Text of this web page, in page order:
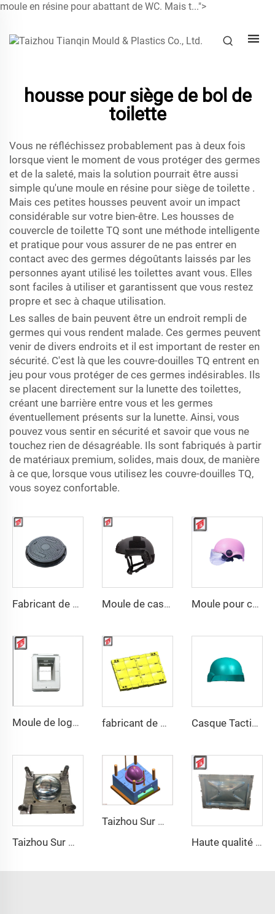
moule en résine pour abattant de WC. Mais t...">
housse pour siège de bol de
toilette
Vous ne réfléchissez probablement pas à deux fois
lorsque vient le moment de vous protéger des germes
et de la saleté, mais la solution pourrait être aussi
simple qu'une moule en résine pour siège de toilette .
Mais ces petites housses peuvent avoir un impact
considérable sur votre bien-être. Les housses de
couvercle de toilette TQ sont une méthode intelligente
et pratique pour vous assurer de ne pas entrer en
contact avec des germes dégoûtants laissés par les
personnes ayant utilisé les toilettes avant vous. Elles
sont faciles à utiliser et garantissent que vous restez
propre et sec à chaque utilisation.
Les salles de bain peuvent être un endroit rempli de
germes qui vous rendent malade. Ces germes peuvent
venir de divers endroits et il est important de rester en
sécurité. C'est là que les couvre-douilles TQ entrent en
jeu pour vous protéger de ces germes indésirables. Ils
se placent directement sur la lunette des toilettes,
créant une barrière entre vous et les germes
éventuellement présents sur la lunette. Ainsi, vous
pouvez vous sentir en sécurité et savoir que vous ne
touchez rien de désagréable. Ils sont fabriqués à partir
de matériaux premium, solides, mais doux, de manière
à ce que, lorsque vous utilisez les couvre-douilles TQ,
vous soyez confortable.
Fabricant de moules de compression pour moules de couvercles d'égout BMC Moule de casque tactique FAST de protection personnelle en PE et aramide de haute résistance, personnalisé en gros, double sécurité Moule pour casque de moto à bande LED de sécurité
Moule de logement inférieur par compression SMC fabricant de moules de gilets pare-balles militaires Casque Tactique Wendy M88 Casque Tactique Sûr Haute Qualité Casques Protecteurs
Taizhou Sur Mesure Nouveau Casque de Combat en Fibre de Verre Casque de Formation Protecteur Tactique Extérieur
Taizhou Sur Mesure Nouveau Casque de Combat en Fibre de Verre Casque de Formation Protecteur Tactique Extérieur
Haute qualité GRP Réservoirs Modulaires d'Eau/FRB réservoir d'eau/GPR moule de panneau de réservoir d'eau